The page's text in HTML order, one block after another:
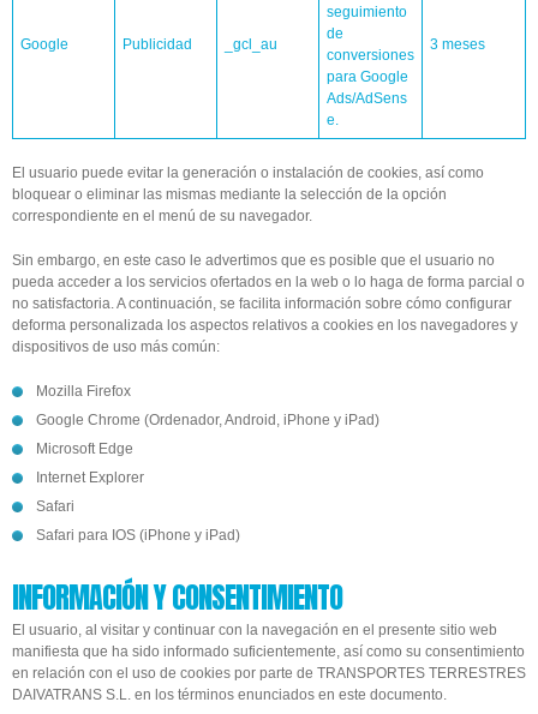
Google Publicidad _gcl_au
seguimiento
de
conversiones
para Google
Ads/AdSens
e.
3 meses
El usuario puede evitar la generación o instalación de cookies, así como
bloquear o eliminar las mismas mediante la selección de la opción
correspondiente en el menú de su navegador.
Sin embargo, en este caso le advertimos que es posible que el usuario no
pueda acceder a los servicios ofertados en la web o lo haga de forma parcial o
no satisfactoria. A continuación, se facilita información sobre cómo configurar
deforma personalizada los aspectos relativos a cookies en los navegadores y
dispositivos de uso más común:
Mozilla Firefox
Google Chrome (Ordenador, Android, iPhone y iPad)
Microsoft Edge
Internet Explorer
Safari
Safari para IOS (iPhone y iPad)
INFORMACIÓN Y CONSENTIMIENTO
El usuario, al visitar y continuar con la navegación en el presente sitio web
manifiesta que ha sido informado suficientemente, así como su consentimiento
en relación con el uso de cookies por parte de TRANSPORTES TERRESTRES
DAIVATRANS S.L. en los términos enunciados en este documento.